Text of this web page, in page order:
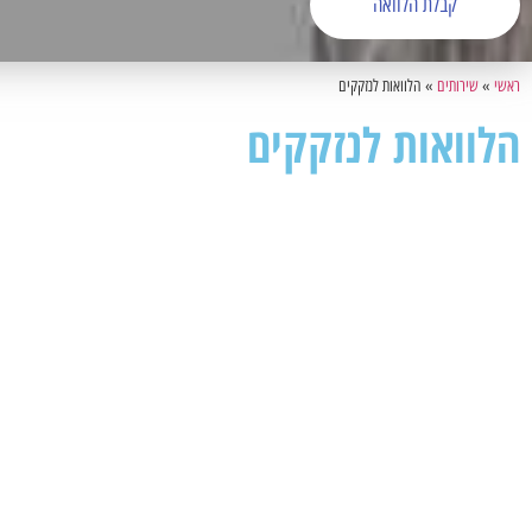
ראשי »שירותים » הלוואות לנזקקים
הלוואות לנזקקים